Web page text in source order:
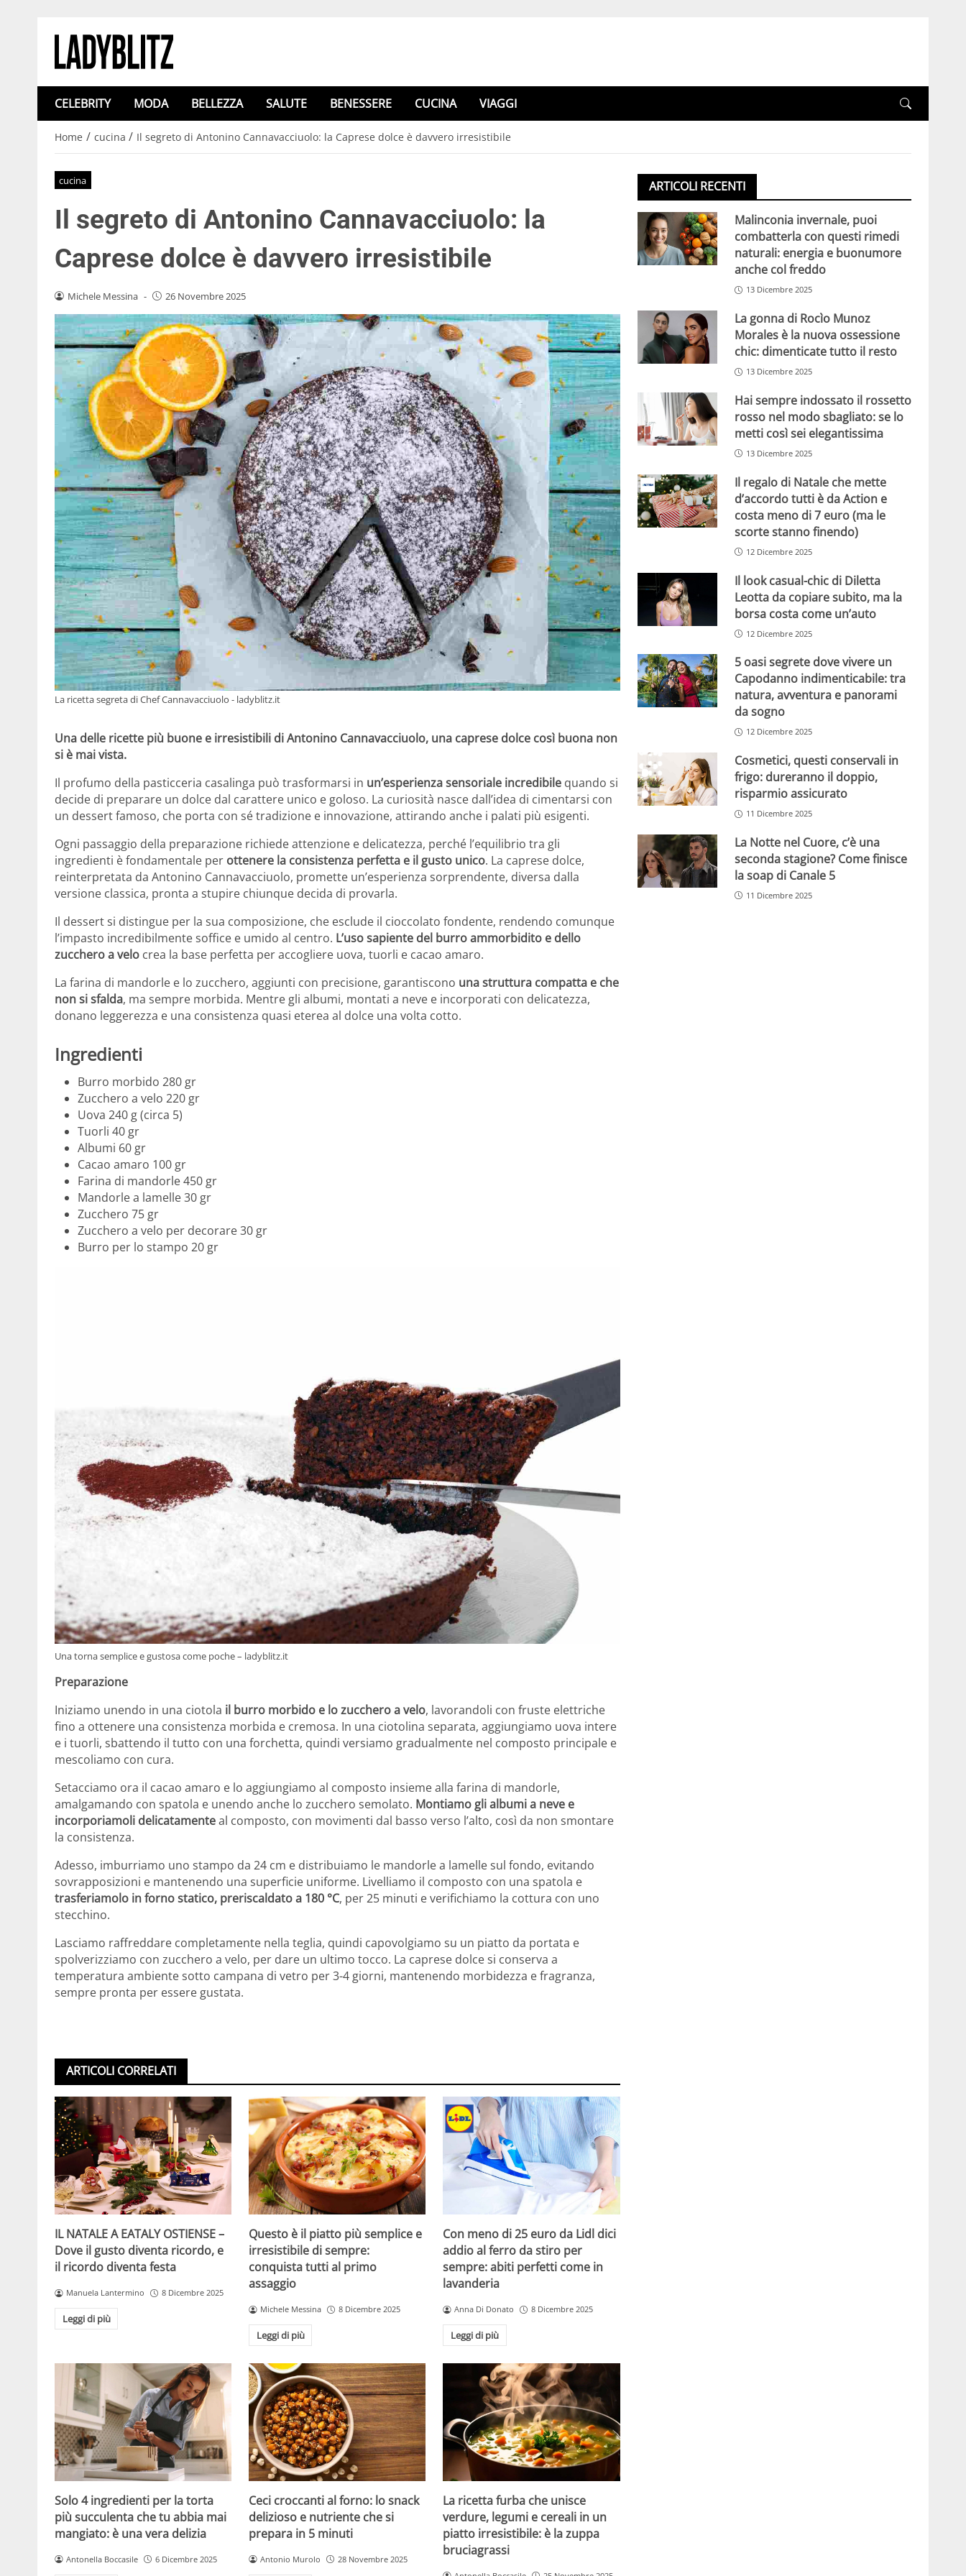
CELEBRITY MODA BELLEZZA SALUTE BENESSERE CUCINA VIAGGI
Home / cucina / Il segreto di Antonino Cannavacciuolo: la Caprese dolce è davvero irresistibile
cucina
Il segreto di Antonino Cannavacciuolo: la
Caprese dolce è davvero irresistibile
Michele Messina - 26 Novembre 2025
La ricetta segreta di Chef Cannavacciuolo - ladyblitz.it
Una delle ricette più buone e irresistibili di Antonino Cannavacciuolo, una caprese dolce così buona non
si è mai vista.
Il profumo della pasticceria casalinga può trasformarsi in un’esperienza sensoriale incredibile quando si
decide di preparare un dolce dal carattere unico e goloso. La curiosità nasce dall’idea di cimentarsi con
un dessert famoso, che porta con sé tradizione e innovazione, attirando anche i palati più esigenti.
Ogni passaggio della preparazione richiede attenzione e delicatezza, perché l’equilibrio tra gli
ingredienti è fondamentale per ottenere la consistenza perfetta e il gusto unico. La caprese dolce,
reinterpretata da Antonino Cannavacciuolo, promette un’esperienza sorprendente, diversa dalla
versione classica, pronta a stupire chiunque decida di provarla.
Il dessert si distingue per la sua composizione, che esclude il cioccolato fondente, rendendo comunque
l’impasto incredibilmente soffice e umido al centro. L’uso sapiente del burro ammorbidito e dello
zucchero a velo crea la base perfetta per accogliere uova, tuorli e cacao amaro.
La farina di mandorle e lo zucchero, aggiunti con precisione, garantiscono una struttura compatta e che
non si sfalda, ma sempre morbida. Mentre gli albumi, montati a neve e incorporati con delicatezza,
donano leggerezza e una consistenza quasi eterea al dolce una volta cotto.
Ingredienti
Burro morbido 280 gr
Zucchero a velo 220 gr
Uova 240 g (circa 5)
Tuorli 40 gr
Albumi 60 gr
Cacao amaro 100 gr
Farina di mandorle 450 gr
Mandorle a lamelle 30 gr
Zucchero 75 gr
Zucchero a velo per decorare 30 gr
Burro per lo stampo 20 gr
Una torna semplice e gustosa come poche – ladyblitz.it
Preparazione
Iniziamo unendo in una ciotola il burro morbido e lo zucchero a velo, lavorandoli con fruste elettriche
fino a ottenere una consistenza morbida e cremosa. In una ciotolina separata, aggiungiamo uova intere
e i tuorli, sbattendo il tutto con una forchetta, quindi versiamo gradualmente nel composto principale e
mescoliamo con cura.
Setacciamo ora il cacao amaro e lo aggiungiamo al composto insieme alla farina di mandorle,
amalgamando con spatola e unendo anche lo zucchero semolato. Montiamo gli albumi a neve e
incorporiamoli delicatamenteal composto, con movimenti dal basso verso l’alto, così da non smontare
la consistenza.
Adesso, imburriamo uno stampo da 24 cm e distribuiamo le mandorle a lamelle sul fondo, evitando
sovrapposizioni e mantenendo una superficie uniforme. Livelliamo il composto con una spatola e
trasferiamolo in forno statico, preriscaldato a 180 °C, per 25 minuti e verifichiamo la cottura con uno
stecchino.
Lasciamo raffreddare completamente nella teglia, quindi capovolgiamo su un piatto da portata e
spolverizziamo con zucchero a velo, per dare un ultimo tocco. La caprese dolce si conserva a
temperatura ambiente sotto campana di vetro per 3-4 giorni, mantenendo morbidezza e fragranza,
sempre pronta per essere gustata.
ARTICOLI CORRELATI
IL NATALE A EATALY OSTIENSE –
Dove il gusto diventa ricordo, e
il ricordo diventa festa
Manuela Lantermino 8 Dicembre 2025
Leggi di più
Questo è il piatto più semplice e
irresistibile di sempre:
conquista tutti al primo
assaggio
Michele Messina 8 Dicembre 2025
Leggi di più
Con meno di 25 euro da Lidl dici
addio al ferro da stiro per
sempre: abiti perfetti come in
lavanderia
Anna Di Donato 8 Dicembre 2025
Leggi di più
Solo 4 ingredienti per la torta
più succulenta che tu abbia mai
mangiato: è una vera delizia
Antonella Boccasile 6 Dicembre 2025
Ceci croccanti al forno: lo snack
delizioso e nutriente che si
prepara in 5 minuti
Antonio Murolo 28 Novembre 2025
La ricetta furba che unisce
verdure, legumi e cereali in un
piatto irresistibile: è la zuppa
bruciagrassi
ARTICOLI RECENTI
Malinconia invernale, puoi
combatterla con questi rimedi
naturali: energia e buonumore
anche col freddo
13 Dicembre 2025
La gonna di Rocìo Munoz
Morales è la nuova ossessione
chic: dimenticate tutto il resto
13 Dicembre 2025
Hai sempre indossato il rossetto
rosso nel modo sbagliato: se lo
metti così sei elegantissima
13 Dicembre 2025
Il regalo di Natale che mette
d’accordo tutti è da Action e
costa meno di 7 euro (ma le
scorte stanno finendo)
12 Dicembre 2025
Il look casual-chic di Diletta
Leotta da copiare subito, ma la
borsa costa come un’auto
12 Dicembre 2025
5 oasi segrete dove vivere un
Capodanno indimenticabile: tra
natura, avventura e panorami
da sogno
12 Dicembre 2025
Cosmetici, questi conservali in
frigo: dureranno il doppio,
risparmio assicurato
11 Dicembre 2025
La Notte nel Cuore, c’è una
seconda stagione? Come finisce
la soap di Canale 5
11 Dicembre 2025